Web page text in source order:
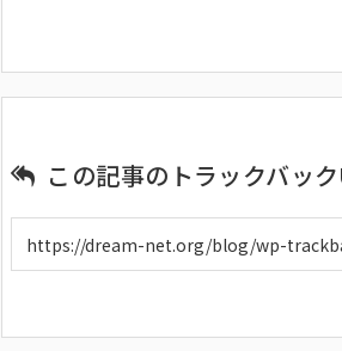
この記事のトラックバッ